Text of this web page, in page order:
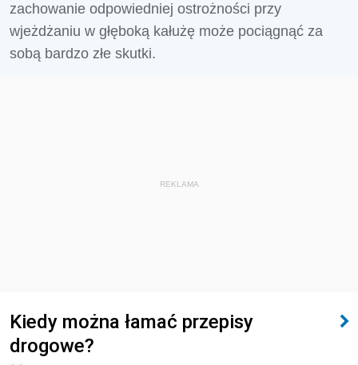
zachowanie odpowiedniej ostrożności przy
wjeżdżaniu w głęboką kałużę może pociągnąć za
sobą bardzo złe skutki.
REKLAMA
Kiedy można łamać przepisy
drogowe?